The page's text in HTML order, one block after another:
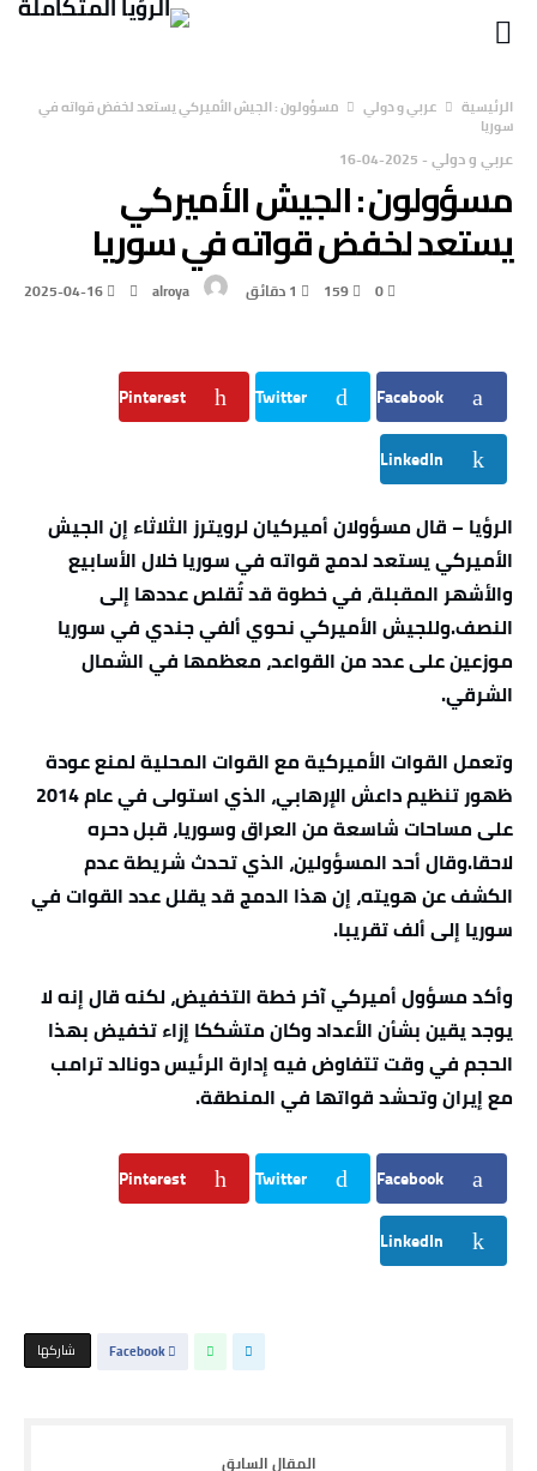
‫الرئيسية‬ عربي و دولي
مسؤولون : الجيش الأميركي يستعد لخفض قواته في
سوريا
عربي و دولي-
2025-04-16
مسؤولون : الجيش الأميركي
يستعد لخفض قواته في سوريا
alroya
2025-04-16 159 1 ‫دقائق‬
Facebook
Twitter
Pinterest
LinkedIn
الرؤيا – قال مسؤولان أميركيان لرويترز الثلاثاء إن الجيش
الأميركي يستعد لدمج قواته في سوريا خلال الأسابيع
والأشهر المقبلة، في خطوة قد تُقلص عددها إلى
النصف.وللجيش الأميركي نحوي ألفي جندي في سوريا
موزعين على عدد من القواعد، معظمها في الشمال
الشرقي.
وتعمل القوات الأميركية مع القوات المحلية لمنع عودة
ظهور تنظيم داعش الإرهابي، الذي استولى في عام 2014
على مساحات شاسعة من العراق وسوريا، قبل دحره
لاحقا.وقال أحد المسؤولين، الذي تحدث شريطة عدم
الكشف عن هويته، إن هذا الدمج قد يقلل عدد القوات في
سوريا إلى ألف تقريبا.
وأكد مسؤول أميركي آخر خطة التخفيض، لكنه قال إنه لا
يوجد يقين بشأن الأعداد وكان متشككا إزاء تخفيض بهذا
الحجم في وقت تتفاوض فيه إدارة الرئيس دونالد ترامب
مع إيران وتحشد قواتها في المنطقة.
Facebook
Twitter
Pinterest
LinkedIn
‫‫ شاركها‬ Facebook